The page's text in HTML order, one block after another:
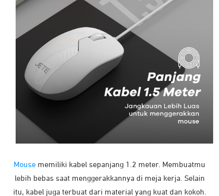
Mouse memiliki kabel sepanjang 1.2 meter. Membuatmu
lebih bebas saat menggerakkannya di meja kerja. Selain
itu, kabel juga terbuat dari material yang kuat dan kokoh.